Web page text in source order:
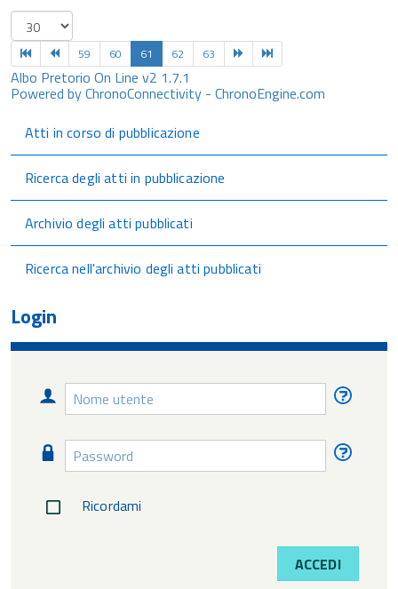
59 60 61 62 63
Albo Pretorio On Line v2 1.7.1
Powered by ChronoConnectivity - ChronoEngine.com
Atti in corso di pubblicazione
Ricerca degli atti in pubblicazione
Archivio degli atti pubblicati
Ricerca nell'archivio degli atti pubblicati
Login
Nome
utente
Password
Ricordami
ACCEDI